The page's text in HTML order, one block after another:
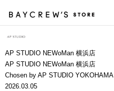
AP STUDIO NEWoMan 横浜店
AP STUDIO NEWoMan 横浜店
Chosen by AP STUDIO YOKOHAMA
2026.03.05